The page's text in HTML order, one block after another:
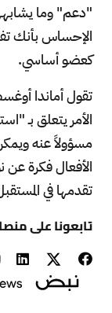
"دعم" وما
الإحساس بأنك
كعضو أساسي.
الأمر يتعلق بـ
مسؤولاً عنه
الأفعال فكرة عن
تقدمها في
تابعونا على